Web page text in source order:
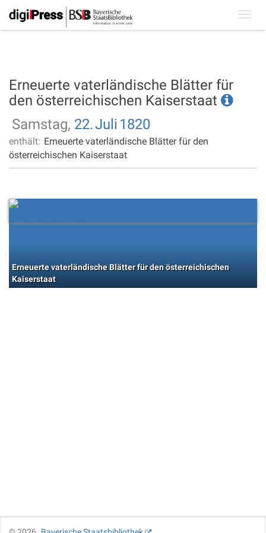
Erneuerte vaterländische Blätter für
den österreichischen Kaiserstaat
Samstag, 22.Juli 1820
enthält: Erneuerte vaterländische Blätter für den
österreichischen Kaiserstaat
Erneuerte vaterländische Blätter für den österreichischen
Kaiserstaat